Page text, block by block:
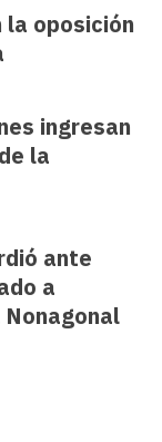
la oposición
ingresan
la
ante
a